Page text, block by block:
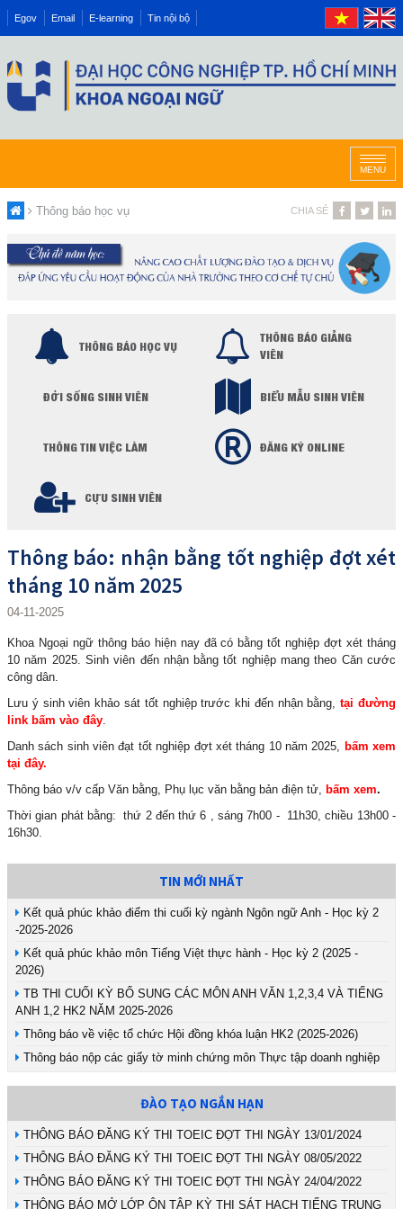
Egov Email E-learning Tin nội bộ
MENU
Thông báo học vụ CHIA SẺ
THÔNG BÁO HỌC VỤ
THÔNG BÁO GIẢNG
VIÊN
ĐỜI SỐNG SINH VIÊN BIỂU MẪU SINH VIÊN
THÔNG TIN VIỆC LÀM ĐĂNG KÝ ONLINE
CỰU SINH VIÊN
Thông báo: nhận bằng tốt nghiệp đợt xét
tháng 10 năm 2025
04-11-2025
Khoa Ngoại ngữ thông báo hiện nay đã có bằng tốt nghiệp đợt xét tháng
10 năm 2025. Sinh viên đến nhận bằng tốt nghiệp mang theo Căn cước
công dân.
Lưu ý sinh viên khảo sát tốt nghiệp trước khi đến nhận bằng,tại đường
link bấm vào đây.
Danh sách sinh viên đạt tốt nghiệp đợt xét tháng 10 năm 2025, bấm xem
tại đây.
Thông báo v/v cấp Văn bằng, Phụ lục văn bằng bản điện tử, bấm xem.
Thời gian phát bằng: thứ 2 đến thứ 6 , sáng 7h00 - 11h30, chiều 13h00 -
16h30.
TIN MỚI NHẤT
Kết quả phúc khảo điểm thi cuối kỳ ngành Ngôn ngữ Anh - Học kỳ 2
-2025-2026
Kết quả phúc khảo môn Tiếng Việt thực hành - Học kỳ 2 (2025 -
2026)
TB THI CUỐI KỲ BỔ SUNG CÁC MÔN ANH VĂN 1,2,3,4 VÀ TIẾNG
ANH 1,2 HK2 NĂM 2025-2026
Thông báo về việc tổ chức Hội đồng khóa luận HK2 (2025-2026)
Thông báo nộp các giấy tờ minh chứng môn Thực tập doanh nghiệp
ĐÀO TẠO NGẮN HẠN
THÔNG BÁO ĐĂNG KÝ THI TOEIC ĐỢT THI NGÀY 13/01/2024
THÔNG BÁO ĐĂNG KÝ THI TOEIC ĐỢT THI NGÀY 08/05/2022
THÔNG BÁO ĐĂNG KÝ THI TOEIC ĐỢT THI NGÀY 24/04/2022
THÔNG BÁO MỞ LỚP ÔN TẬP KỲ THI SÁT HẠCH TIẾNG TRUNG